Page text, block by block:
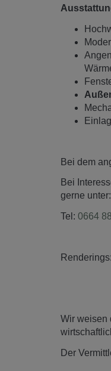
Bei dem
Bei
gerne unter:
Tel: 0664
Wir weisen
Der